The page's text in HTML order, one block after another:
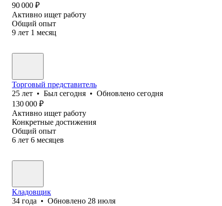
90 000 ₽
Активно ищет работу
Общий опыт
9 лет 1 месяц
Торговый представитель
25 лет • Был сегодня • Обновлено сегодня
130 000 ₽
Активно ищет работу
Конкретные достижения
Общий опыт
6 лет 6 месяцев
Кладовщик
34 года • Обновлено 28 июля